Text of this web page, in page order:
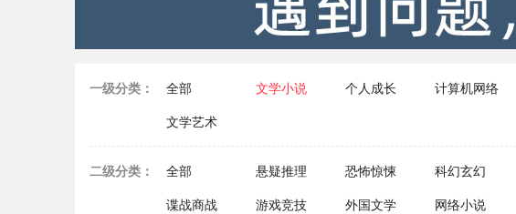
一级分类： 全部 文学小说 个人成长 计算机网络
文学艺术
二级分类： 全部 悬疑推理 恐怖惊悚 科幻玄幻
谍战商战
游戏竞技 外国文学 网络小说